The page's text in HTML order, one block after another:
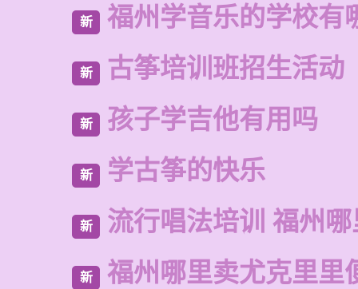
新 福州学音乐的学校有
新 古筝培训班招生活动
新 孩子学吉他有用吗
新 学古筝的快乐
新 流行唱法培训 福州
新 福州哪里卖尤克里里